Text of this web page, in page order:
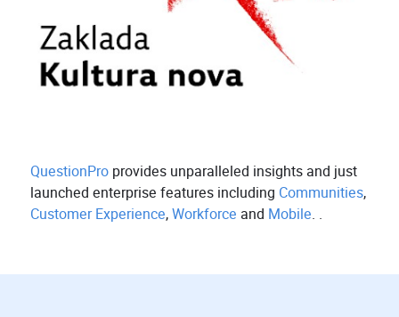
QuestionPro provides unparalleled insights and just
launched enterprise features including Communities,
Customer Experience,Workforce and Mobile. .